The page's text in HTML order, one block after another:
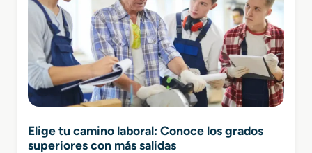
Elige tu camino laboral: Conoce los grados
superiores con más salidas